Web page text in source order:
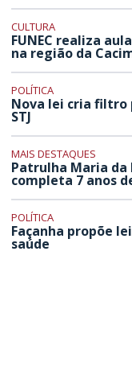
CULTURA
FUNEC realiza
na região da
POLÍTICA
Nova lei cria filtro
STJ
MAIS DESTAQUES
Patrulha Maria da
completa 7 anos
POLÍTICA
Façanha propõe
saúde